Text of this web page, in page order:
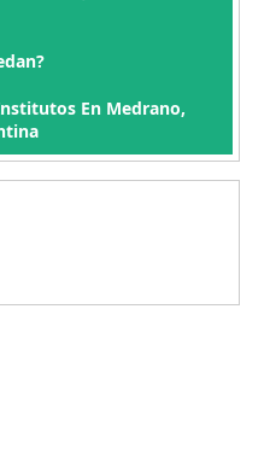
En Medrano,